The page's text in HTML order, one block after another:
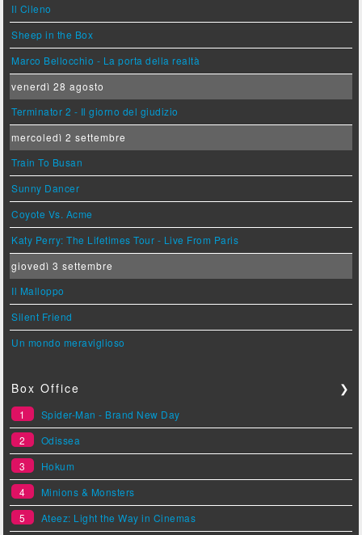
Il Cileno
Sheep in the Box
Marco Bellocchio - La porta della realtà
venerdì 28 agosto
Terminator 2 - Il giorno del giudizio
mercoledì 2 settembre
Train To Busan
Sunny Dancer
Coyote Vs. Acme
Katy Perry: The Lifetimes Tour - Live From Paris
giovedì 3 settembre
Il Malloppo
Silent Friend
Un mondo meraviglioso
Box Office ❯
1
Spider-Man - Brand New Day
2
Odissea
3
Hokum
4
Minions & Monsters
5
Ateez: Light the Way in Cinemas